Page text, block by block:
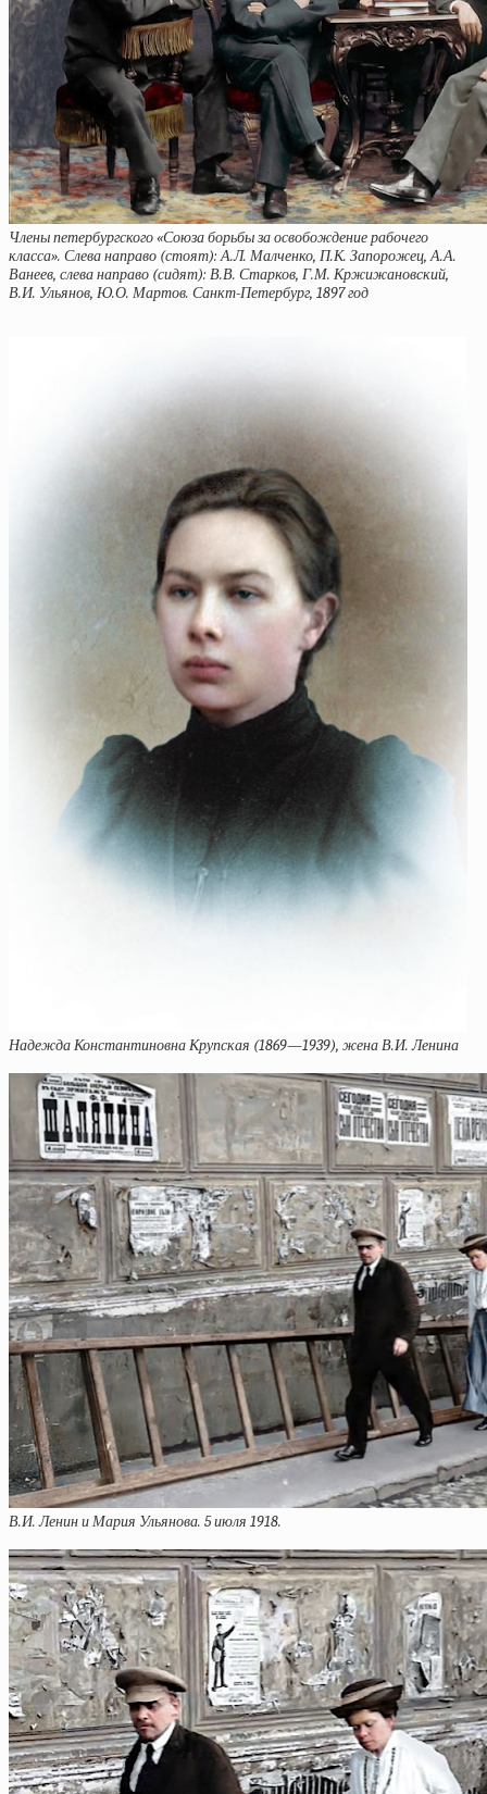
Члены петербургского «Союза борьбы за освобождение рабочего
класса». Слева направо (стоят): А.Л. Малченко, П.К. Запорожец, А.А.
Ванеев, слева направо (сидят): В.В. Старков, Г.М. Кржижановский,
В.И. Ульянов, Ю.О. Мартов. Санкт-Петербург, 1897 год
Надежда Константиновна Крупская (1869—1939), жена В.И. Ленина
В.И. Ленин и Мария Ульянова. 5 июля 1918.